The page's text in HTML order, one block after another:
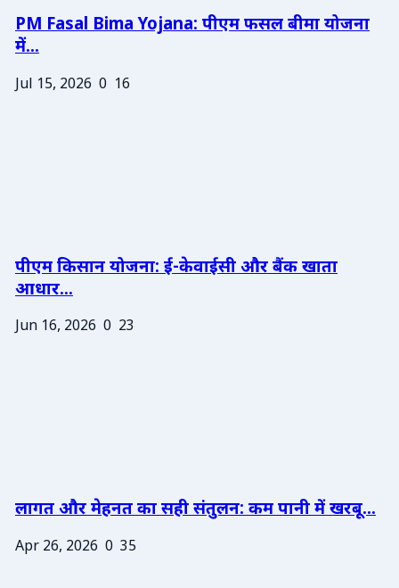
PM Fasal Bima Yojana: पीएम फसल बीमा योजना
में...
Jul 15, 2026 0 16
पीएम किसान योजना: ई-केवाईसी और बैंक खाता
आधार...
Jun 16, 2026 0 23
लागत और मेहनत का सही संतुलन: कम पानी में खरबू...
Apr 26, 2026 0 35